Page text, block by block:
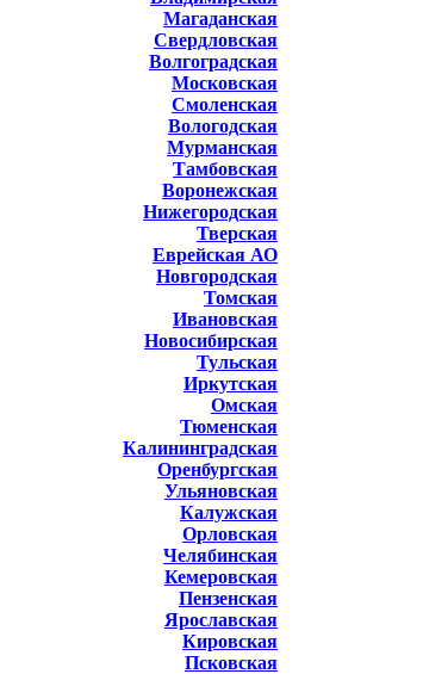
Магаданская
Свердловская
Волгоградская
Московская
Смоленская
Вологодская
Мурманская
Тамбовская
Воронежская
Нижегородская
Тверская
Еврейская АО
Новгородская
Томская
Ивановская
Новосибирская
Тульская
Иркутская
Омская
Тюменская
Калининградская
Оренбургская
Ульяновская
Калужская
Орловская
Челябинская
Кемеровская
Пензенская
Ярославская
Кировская
Псковская